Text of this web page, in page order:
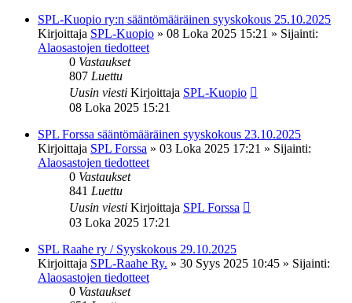
SPL-Kuopio ry:n sääntömääräinen syyskokous 25.10.2025
Kirjoittaja SPL-Kuopio » 08 Loka 2025 15:21 » Sijainti:
Alaosastojen tiedotteet
0 Vastaukset
807 Luettu
Uusin viesti Kirjoittaja SPL-Kuopio
08 Loka 2025 15:21
SPL Forssa sääntömääräinen syyskokous 23.10.2025
Kirjoittaja SPL Forssa » 03 Loka 2025 17:21 » Sijainti:
Alaosastojen tiedotteet
0 Vastaukset
841 Luettu
Uusin viesti Kirjoittaja SPL Forssa
03 Loka 2025 17:21
SPL Raahe ry / Syyskokous 29.10.2025
Kirjoittaja SPL-Raahe Ry. » 30 Syys 2025 10:45 » Sijainti:
Alaosastojen tiedotteet
0 Vastaukset